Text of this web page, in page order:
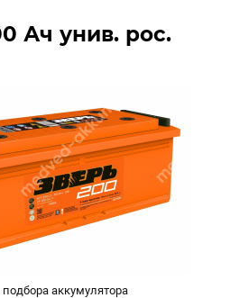
Ач унив. рос.
аккумулятора